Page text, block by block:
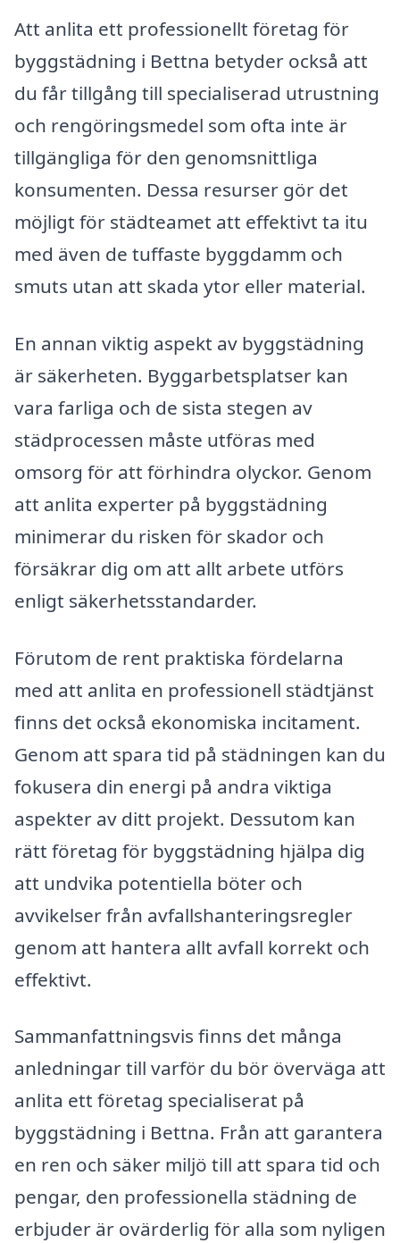
Att anlita ett professionellt företag för
byggstädning i Bettna betyder också att
du får tillgång till specialiserad utrustning
och rengöringsmedel som ofta inte är
tillgängliga för den genomsnittliga
konsumenten. Dessa resurser gör det
möjligt för städteamet att effektivt ta itu
med även de tuffaste byggdamm och
smuts utan att skada ytor eller material.
En annan viktig aspekt av byggstädning
är säkerheten. Byggarbetsplatser kan
vara farliga och de sista stegen av
städprocessen måste utföras med
omsorg för att förhindra olyckor. Genom
att anlita experter på byggstädning
minimerar du risken för skador och
försäkrar dig om att allt arbete utförs
enligt säkerhetsstandarder.
Förutom de rent praktiska fördelarna
med att anlita en professionell städtjänst
finns det också ekonomiska incitament.
Genom att spara tid på städningen kan du
fokusera din energi på andra viktiga
aspekter av ditt projekt. Dessutom kan
rätt företag för byggstädning hjälpa dig
att undvika potentiella böter och
avvikelser från avfallshanteringsregler
genom att hantera allt avfall korrekt och
effektivt.
Sammanfattningsvis finns det många
anledningar till varför du bör överväga att
anlita ett företag specialiserat på
byggstädning i Bettna. Från att garantera
en ren och säker miljö till att spara tid och
pengar, den professionella städning de
erbjuder är ovärderlig för alla som nyligen